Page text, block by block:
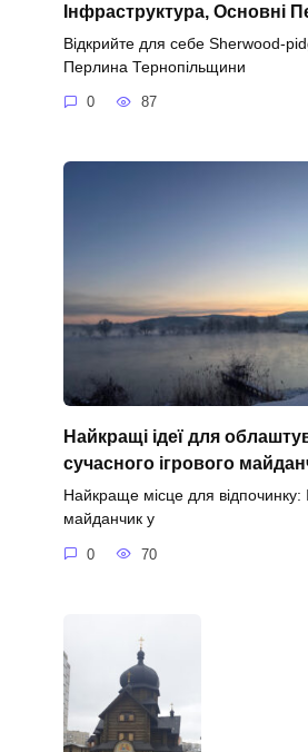
Інфраструктура, Основні
Відкрийте для себе Sherwood-
Перлина Тернопільщини
0 87
Найкращі ідеї для
сучасного ігрового
Найкраще місце для відпочинку:
майданчик у
0 70